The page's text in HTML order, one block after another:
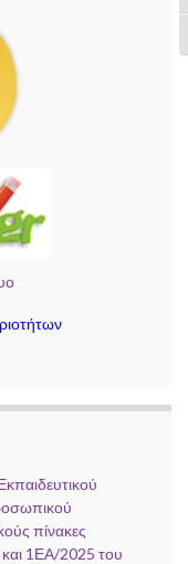
πίνακες
1ΕΑ/2025 του